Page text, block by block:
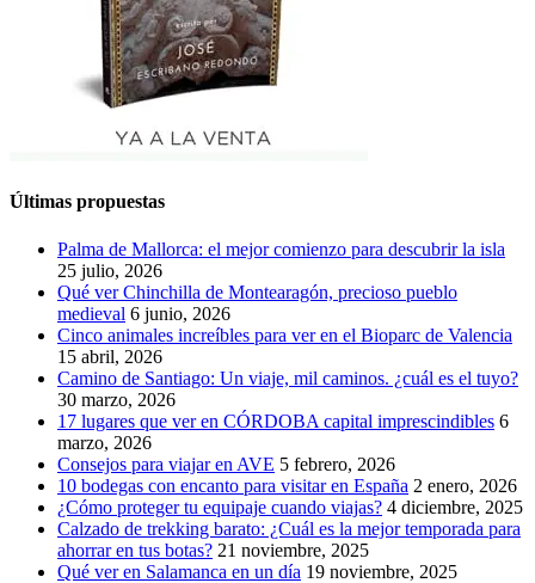
Últimas propuestas
Palma de Mallorca: el mejor comienzo para descubrir la isla
25 julio, 2026
Qué ver Chinchilla de Montearagón, precioso pueblo
medieval 6 junio, 2026
Cinco animales increíbles para ver en el Bioparc de Valencia
15 abril, 2026
Camino de Santiago: Un viaje, mil caminos. ¿cuál es el tuyo?
30 marzo, 2026
17 lugares que ver en CÓRDOBA capital imprescindibles 6
marzo, 2026
Consejos para viajar en AVE 5 febrero, 2026
10 bodegas con encanto para visitar en España 2 enero, 2026
¿Cómo proteger tu equipaje cuando viajas? 4 diciembre, 2025
Calzado de trekking barato: ¿Cuál es la mejor temporada para
ahorrar en tus botas? 21 noviembre, 2025
Qué ver en Salamanca en un día 19 noviembre, 2025